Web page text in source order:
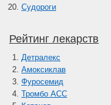
Судороги
Рейтинг лекарств
Детралекс
Амоксиклав
Фуросемид
Тромбо АСС